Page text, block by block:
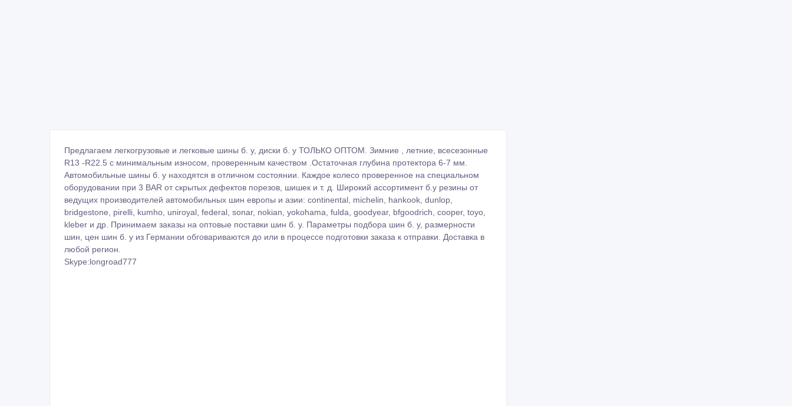
Предлагаем легкогрузовые и легковые шины б. у, диски б. у ТОЛЬКО ОПТОМ. Зимние , летние, всесезонные
R13 -R22.5 с минимальным износом, проверенным качеством .Остаточная глубина протектора 6-7 мм.
Автомобильные шины б. у находятся в отличном состоянии. Каждое колесо проверенное на специальном
оборудовании при 3 BAR от скрытых дефектов порезов, шишек и т. д. Широкий ассортимент б.у резины от
ведущих производителей автомобильных шин европы и азии: continental, michelin, hankook, dunlop,
bridgestone, pirelli, kumho, uniroyal, federal, sonar, nokian, yokohama, fulda, goodyear, bfgoodrich, cooper, toyo,
kleber и др. Принимаем заказы на оптовые поставки шин б. у. Параметры подбора шин б. у, размерности